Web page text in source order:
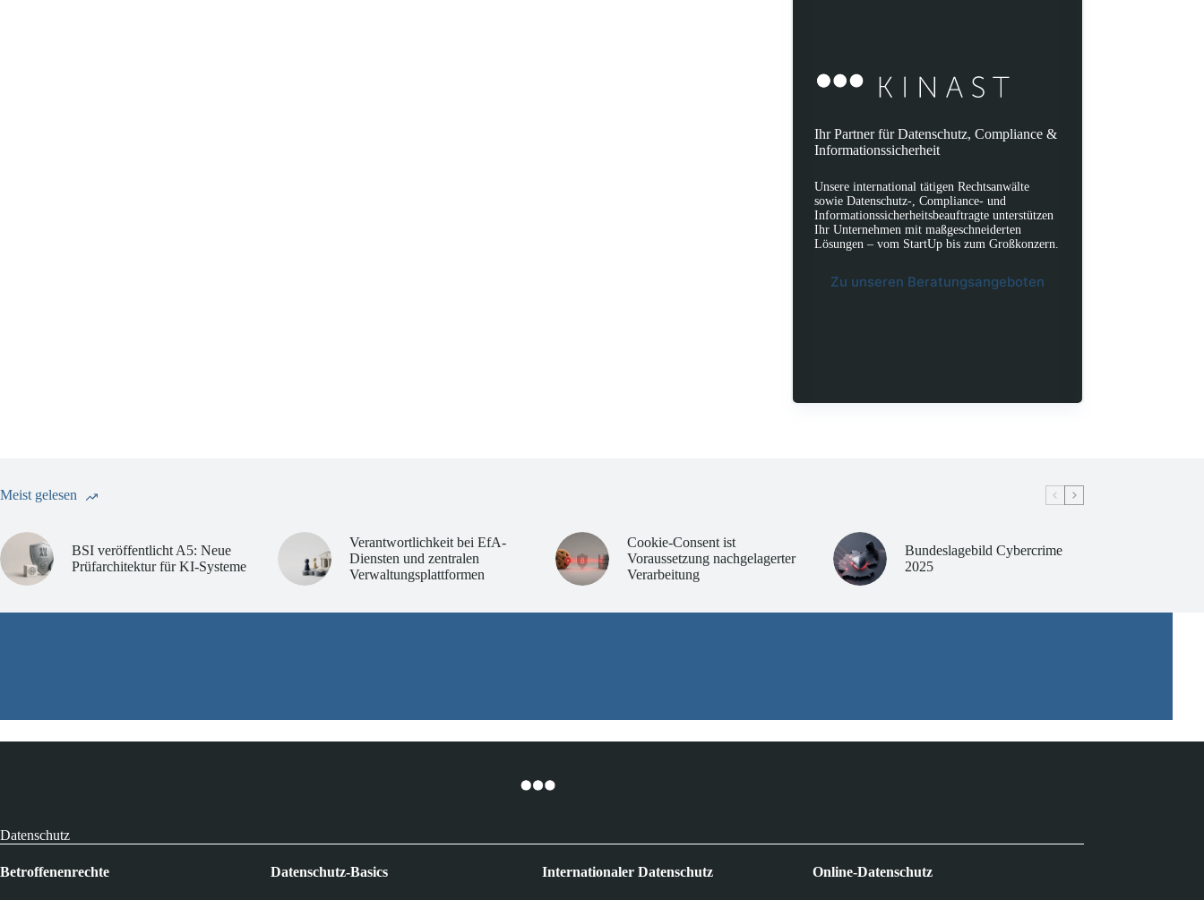
Ihr Partner für Datenschutz, Compliance &
Informationssicherheit
Unsere international tätigen Rechtsanwälte
sowie Datenschutz-, Compliance- und
Informationssicherheitsbeauftragte unterstützen
Ihr Unternehmen mit maßgeschneiderten
Lösungen – vom StartUp bis zum Großkonzern.
Zu unseren Beratungsangeboten
Meist gelesen
BSI veröffentlicht A5: Neue
Prüfarchitektur für KI-Systeme
Verantwortlichkeit bei EfA-
Diensten und zentralen
Verwaltungsplattformen
Cookie-Consent ist
Voraussetzung nachgelagerter
Verarbeitung
Bundeslagebild Cybercrime
2025
Datenschutz
Betroffenenrechte Datenschutz-Basics Internationaler Datenschutz Online-Datenschutz